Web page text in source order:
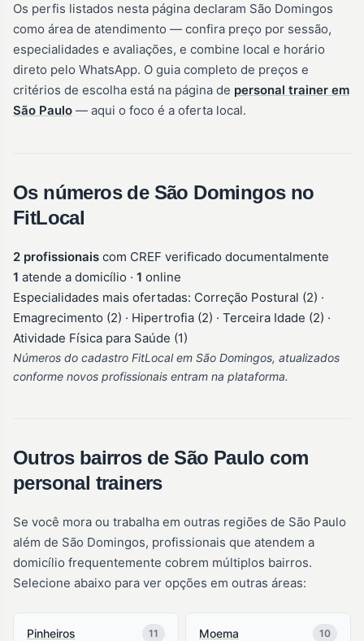
Os perfis listados nesta página declaram São Domingos
como área de atendimento — confira preço por sessão,
especialidades e avaliações, e combine local e horário
direto pelo WhatsApp. O guia completo de preços e
critérios de escolha está na página de personal trainer em
São Paulo — aqui o foco é a oferta local.
Os números de São Domingos no
FitLocal
2 profissionais com CREF verificado documentalmente
1 atende a domicílio · 1 online
Especialidades mais ofertadas: Correção Postural (2) ·
Emagrecimento (2) · Hipertrofia (2) · Terceira Idade (2) ·
Atividade Física para Saúde (1)
Números do cadastro FitLocal em São Domingos, atualizados
conforme novos profissionais entram na plataforma.
Outros bairros de São Paulo com
personal trainers
Se você mora ou trabalha em outras regiões de São Paulo
além de São Domingos, profissionais que atendem a
domicílio frequentemente cobrem múltiplos bairros.
Selecione abaixo para ver opções em outras áreas:
Pinheiros 11 Moema 10